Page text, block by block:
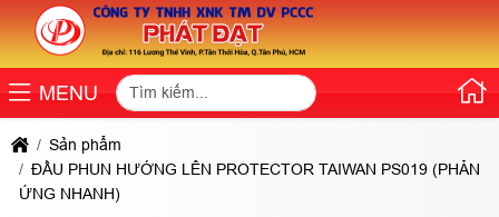
MENU
Sản phẩm
ĐẦU PHUN HƯỚNG LÊN PROTECTOR TAIWAN PS019 (PHẢN
ỨNG NHANH)